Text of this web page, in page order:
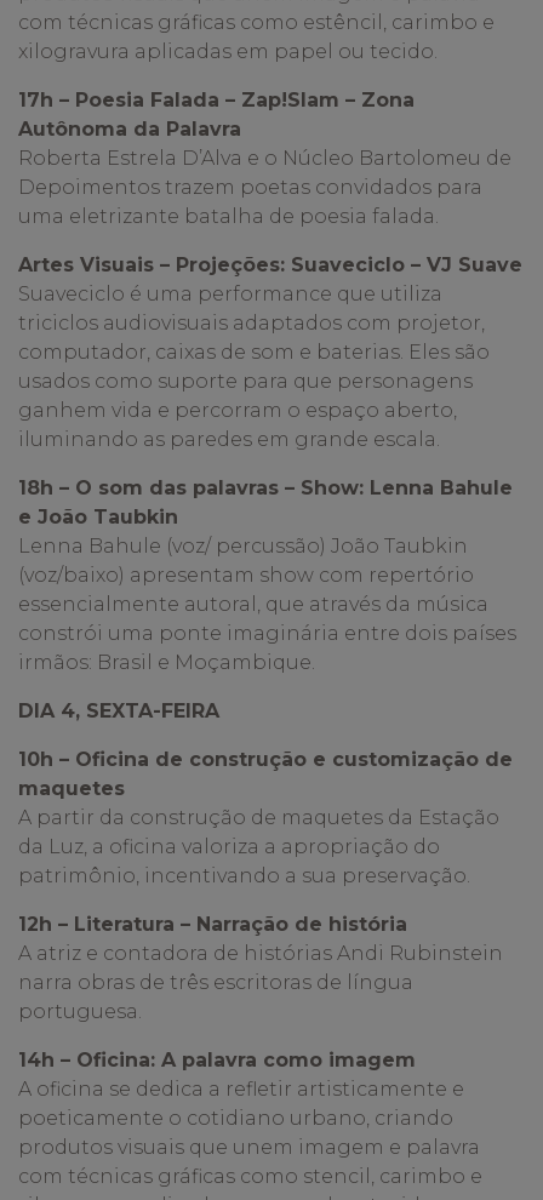
com técnicas gráficas como estêncil, carimbo e
xilogravura aplicadas em papel ou tecido.
17h – Poesia Falada – Zap!Slam – Zona
Autônoma da Palavra
Roberta Estrela D’Alva e o Núcleo Bartolomeu de
Depoimentos trazem poetas convidados para
uma eletrizante batalha de poesia falada.
Artes Visuais – Projeções: Suaveciclo – VJ Suave
Suaveciclo é uma performance que utiliza
triciclos audiovisuais adaptados com projetor,
computador, caixas de som e baterias. Eles são
usados como suporte para que personagens
ganhem vida e percorram o espaço aberto,
iluminando as paredes em grande escala.
18h – O som das palavras – Show: Lenna Bahule
e João Taubkin
Lenna Bahule (voz/ percussão) João Taubkin
(voz/baixo) apresentam show com repertório
essencialmente autoral, que através da música
constrói uma ponte imaginária entre dois países
irmãos: Brasil e Moçambique.
DIA 4, SEXTA-FEIRA
10h – Oficina de construção e customização de
maquetes
A partir da construção de maquetes da Estação
da Luz, a oficina valoriza a apropriação do
patrimônio, incentivando a sua preservação.
12h – Literatura – Narração de história
A atriz e contadora de histórias Andi Rubinstein
narra obras de três escritoras de língua
portuguesa.
14h – Oficina: A palavra como imagem
A oficina se dedica a refletir artisticamente e
poeticamente o cotidiano urbano, criando
produtos visuais que unem imagem e palavra
com técnicas gráficas como stencil, carimbo e